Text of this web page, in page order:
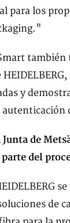
para los
también
y
autenticación
de
del
de